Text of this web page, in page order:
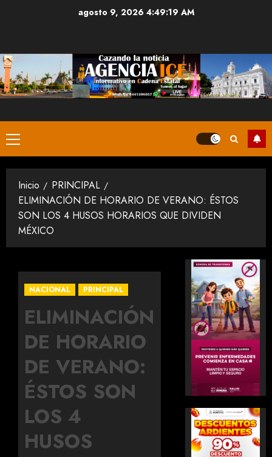
agosto 9, 2026 4:49:20 AM
Menú
principal
Inicio
PRINCIPAL
ELIMINACIÓN DE HORARIO DE VERANO: ÉSTOS
SON LOS 4 HUSOS HORARIOS QUE DIVIDEN
MÉXICO
NACIONAL PRINCIPAL
ELIMINACIÓN
DE HORARIO
DE VERANO:
ÉSTOS SON
LOS 4
HUSOS